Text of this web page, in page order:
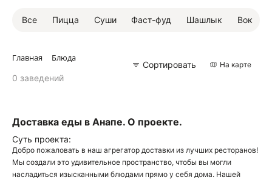
Все Пицца Суши Фаст-фуд Шашлык Вок
Главная Блюда
0 заведений
Сортировать На карте
Доставка еды в Анапе. О проекте.
Суть проекта:
Добро пожаловать в наш агрегатор доставки из лучших ресторанов!
Мы создали это удивительное пространство, чтобы вы могли
насладиться изысканными блюдами прямо у себя дома. Нашей